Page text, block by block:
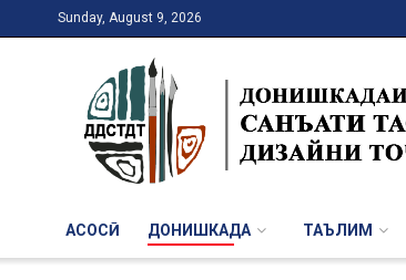
Sunday, August 9, 2026
АСОСӢ ДОНИШКАДА ТАЪЛИМ